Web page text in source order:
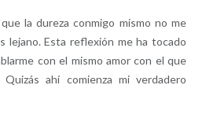
la dureza conmigo mismo no me
lejano. Esta reflexión me ha tocado
con el mismo amor con el que
ahí comienza mi verdadero